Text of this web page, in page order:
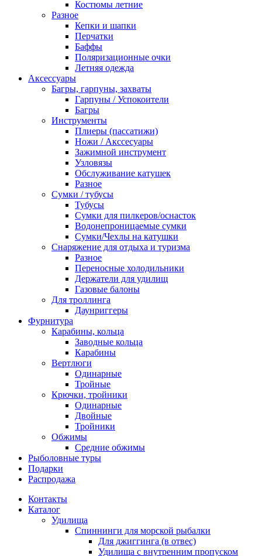
Костюмы летние
Разное
Кепки и шапки
Перчатки
Баффы
Поляризационные очки
Летняя одежда
Аксессуары
Багры, гарпуны, захваты
Гарпуны / Успокоители
Багры
Инструменты
Плиеры (пассатижи)
Ножи / Акссесуары
Зажимной инструмент
Узловязы
Обслуживание катушек
Разное
Сумки / тубусы
Тубусы
Сумки для пилкеров/оснасток
Водонепроницаемые сумки
Сумки/Чехлы на катушки
Снаряжение для отдыха и туризма
Разное
Переносные холодильники
Держатели для удилищ
Газовые балоны
Для троллинга
Даунриггеры
Фурнитура
Карабины, кольца
Заводные кольца
Карабины
Вертлюги
Одинарные
Тройные
Крючки, тройники
Одинарные
Двойные
Тройники
Обжимы
Средние обжимы
Рыболовные туры
Подарки
Распродажа
Контакты
Каталог
Удилища
Спиннинги для морской рыбалки
Для джиггинга (в отвес)
Удилища с внутренним пропуском